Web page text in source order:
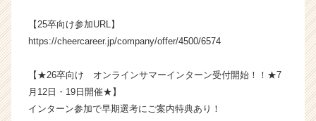
【25卒向け参加URL】
https://cheercareer.jp/company/offer/4500/6574
【★26卒向け オンラインサマーインターン受付開始！！★7
月12日・19日開催★】
インターン参加で早期選考にご案内特典あり！